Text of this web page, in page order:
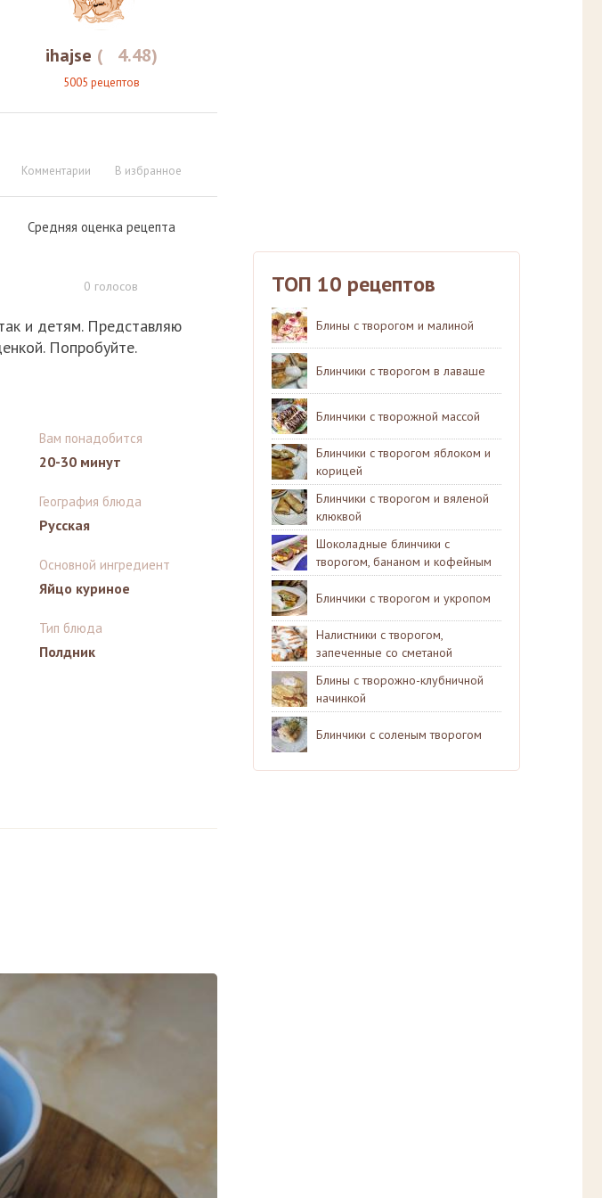
ihajse ( 4.48)
5005 рецептов
Комментарии В избранное
Средняя оценка рецепта
0 голосов
и детям. Представляю
Попробуйте.
Вам понадобится
20-30 минут
География блюда
Русская
Основной ингредиент
Яйцо куриное
Тип блюда
Полдник
ТОП 10 рецептов
Блины с творогом и малиной
Блинчики с творогом в лаваше
Блинчики с творожной массой
Блинчики с творогом яблоком и
корицей
Блинчики с творогом и вяленой
клюквой
Шоколадные блинчики с
творогом, бананом и кофейным
сиропом
Блинчики с творогом и укропом
Налистники с творогом,
запеченные со сметаной
Блины с творожно-клубничной
начинкой
Блинчики с соленым творогом